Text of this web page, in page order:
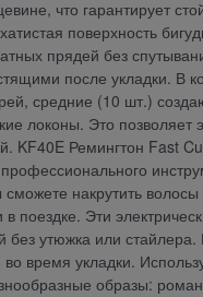
что гарантирует
поверхность
прядей без
после укладки. В
средние (10 шт.)
локоны. Это позволяет
KF40E Ремингтон Fast
сможете накрутить
Эти
утюжка или
время укладки.
образы: